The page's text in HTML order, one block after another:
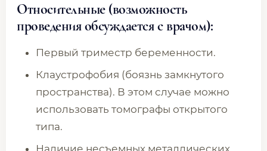
Относительные (возможность
проведения обсуждается с врачом):
Первый триместр беременности.
Клаустрофобия (боязнь замкнутого
пространства). В этом случае можно
использовать томографы открытого
типа.
Наличие несъемных металлических